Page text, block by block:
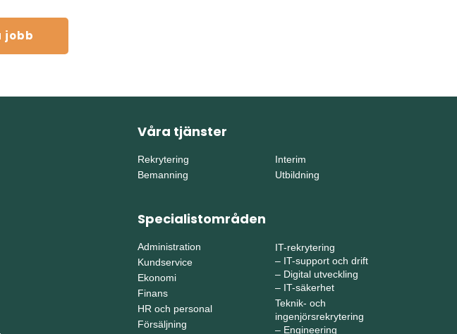
jobb
Våra tjänster
Rekrytering
Bemanning
Interim
Utbildning
Specialistområden
Administration
Kundservice
Ekonomi
Finans
HR och personal
Försäljning
IT-rekrytering
– IT-support och drift
– Digital utveckling
– IT-säkerhet
Teknik- och
ingenjörsrekrytering
– Engineering